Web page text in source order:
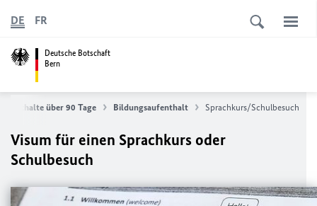
Deutsche Botschaft
Bern
DE FR
über 90 Tage Bildungsaufenthalt Sprachkurs/Schulbesuch
Visum für einen Sprachkurs oder
Schulbesuch